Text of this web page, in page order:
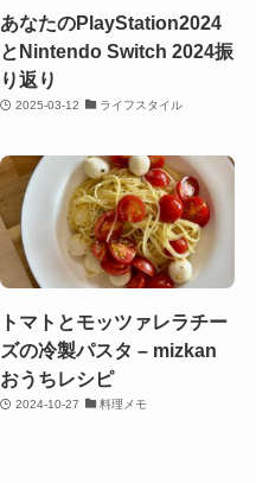
あなたのPlayStation2024
とNintendo Switch 2024振
り返り
2025-03-12 ライフスタイル
トマトとモッツァレラチー
ズの冷製パスタ – mizkan
おうちレシピ
2024-10-27 料理メモ